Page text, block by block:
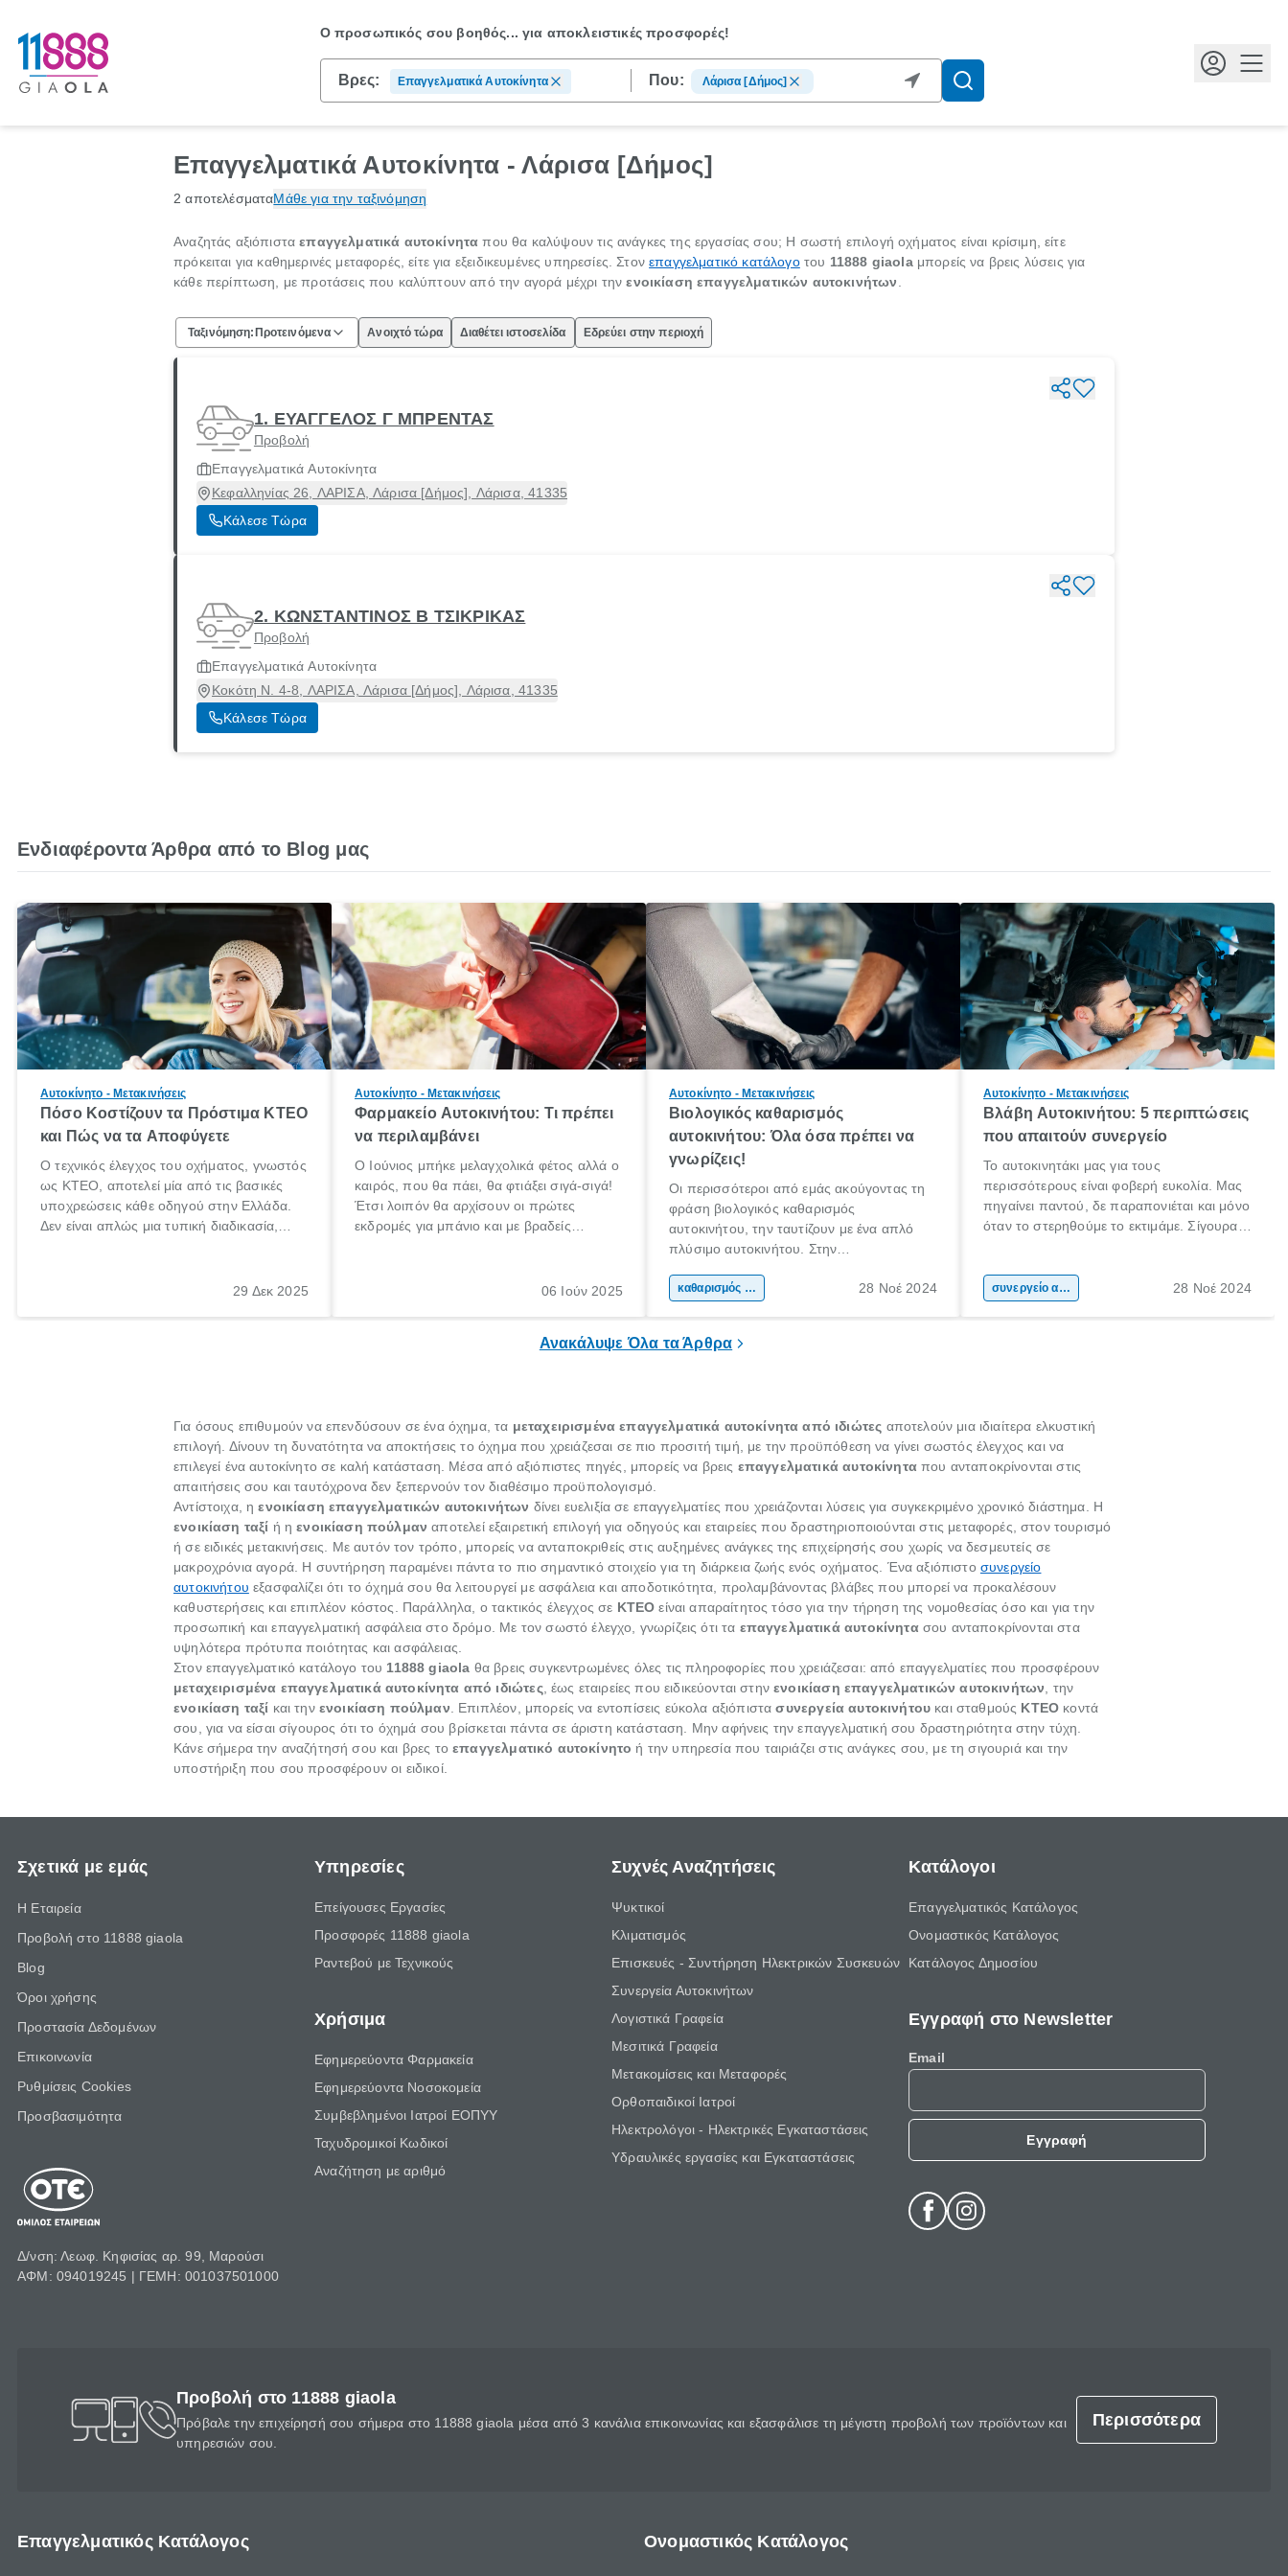
Ο προσωπικός σου βοηθός...για αποκλειστικές προσφορές!
Βρες: Επαγγελματικά Αυτοκίνητα Που: Λάρισα [Δήμος]
Επαγγελματικά Αυτοκίνητα - Λάρισα [Δήμος]
2 αποτελέσματαΜάθε για την ταξινόμηση
Αναζητάς αξιόπισταεπαγγελματικά αυτοκίνητα που θα καλύψουν τις ανάγκες της εργασίας σου; Η σωστή επιλογή οχήματος είναι κρίσιμη, είτε
πρόκειται για καθημερινές μεταφορές, είτε για εξειδικευμένες υπηρεσίες. Στονεπαγγελματικό κατάλογοτου 11888 giaolaμπορείς να βρεις λύσεις για
κάθε περίπτωση, με προτάσεις που καλύπτουν από την αγορά μέχρι τηνενοικίαση επαγγελματικών αυτοκινήτων
Ταξινόμηση: Προτεινόμενα Ανοιχτό τώρα Διαθέτει ιστοσελίδα Εδρεύει στην περιοχή
1. ΕΥΑΓΓΕΛΟΣ Γ ΜΠΡΕΝΤΑΣ
Προβολή
Επαγγελματικά Αυτοκίνητα
Κεφαλληνίας 26, ΛΑΡΙΣΑ, Λάρισα [Δήμος], Λάρισα, 41335
Κάλεσε Τώρα
2. ΚΩΝΣΤΑΝΤΙΝΟΣ Β ΤΣΙΚΡΙΚΑΣ
Προβολή
Επαγγελματικά Αυτοκίνητα
Κοκότη Ν. 4-8, ΛΑΡΙΣΑ, Λάρισα [Δήμος], Λάρισα, 41335
Κάλεσε Τώρα
Ενδιαφέροντα Άρθρα από το Blog μας
Αυτοκίνητο - Μετακινήσεις
Πόσο Κοστίζουν τα Πρόστιμα ΚΤΕΟ
και Πώς να τα Αποφύγετε
Ο τεχνικός έλεγχος του οχήματος, γνωστός
ως ΚΤΕΟ, αποτελεί μία από τις βασικές
υποχρεώσεις κάθε οδηγού στην Ελλάδα.
Δεν είναι απλώς μια τυπική διαδικασία,
οδηγών και του περιβάλλοντος. Ωστόσο,
29 Δεκ 2025
Αυτοκίνητο - Μετακινήσεις
Φαρμακείο Αυτοκινήτου: Τι πρέπει
να περιλαμβάνει
Ο Ιούνιος μπήκε μελαγχολικά φέτος αλλά ο
καιρός, που θα πάει, θα φτιάξει σιγά-σιγά!
Έτσι λοιπόν θα αρχίσουν οι πρώτες
εκδρομές για μπάνιο και με βραδείς
06 Ιούν 2025
Αυτοκίνητο - Μετακινήσεις
Βιολογικός καθαρισμός
αυτοκινήτου: Όλα όσα πρέπει να
γνωρίζεις!
Οι περισσότεροι από εμάς ακούγοντας τη
φράση βιολογικός καθαρισμός
αυτοκινήτου, την ταυτίζουν με ένα απλό
πλύσιμο αυτοκινήτου. Στην
βιολογικός καθαρισμός αυτοκινήτου, είναι
καθαρισμός αυτοκινήτου 28 Νοέ 2024
Αυτοκίνητο - Μετακινήσεις
Βλάβη Αυτοκινήτου: 5 περιπτώσεις
που απαιτούν συνεργείο
Το αυτοκινητάκι μας για τους
περισσότερους είναι φοβερή ευκολία. Μας
πηγαίνει παντού, δε παραπονιέται και μόνο
όταν το στερηθούμε το εκτιμάμε. Σίγουρα
που αν παρουσιαστεί μία βλάβη (ειδικά αν
δε τη θεωρούμε σοβαρή) θα αναβάλουμε
συνεργείο αυτοκινήτου 28 Νοέ 2024
Ανακάλυψε Όλα τα Άρθρα
Για όσους επιθυμούν να επενδύσουν σε ένα όχημα, τα μεταχειρισμένα επαγγελματικά αυτοκίνητα από ιδιώτες αποτελούν μια ιδιαίτερα ελκυστική
επιλογή. Δίνουν τη δυνατότητα να αποκτήσεις το όχημα που χρειάζεσαι σε πιο προσιτή τιμή, με την προϋπόθεση να γίνει σωστός έλεγχος και να
επιλεγεί ένα αυτοκίνητο σε καλή κατάσταση. Μέσα από αξιόπιστες πηγές, μπορείς να βρεις επαγγελματικά αυτοκίνηταπου ανταποκρίνονται στις
απαιτήσεις σου και ταυτόχρονα δεν ξεπερνούν τον διαθέσιμο προϋπολογισμό.
Αντίστοιχα, ηενοικίαση επαγγελματικών αυτοκινήτων δίνει ευελιξία σε επαγγελματίες που χρειάζονται λύσεις για συγκεκριμένο χρονικό διάστημα. Η
ενοικίαση ταξί ή ηενοικίαση πούλμαν αποτελεί εξαιρετική επιλογή για οδηγούς και εταιρείες που δραστηριοποιούνται στις μεταφορές, στον τουρισμό
ή σε ειδικές μετακινήσεις. Με αυτόν τον τρόπο, μπορείς να ανταποκριθείς στις αυξημένες ανάγκες της επιχείρησής σου χωρίς να δεσμευτείς σε
μακροχρόνια αγορά. Η συντήρηση παραμένει πάντα το πιο σημαντικό στοιχείο για τη διάρκεια ζωής ενός οχήματος. Ένα αξιόπιστο συνεργείο
αυτοκινήτου εξασφαλίζει ότι το όχημά σου θα λειτουργεί με ασφάλεια και αποδοτικότητα, προλαμβάνοντας βλάβες που μπορεί να προκαλέσουν
καθυστερήσεις και επιπλέον κόστος. Παράλληλα, ο τακτικός έλεγχος σε ΚΤΕΟ είναι απαραίτητος τόσο για την τήρηση της νομοθεσίας όσο και για την
προσωπική και επαγγελματική ασφάλεια στο δρόμο. Με τον σωστό έλεγχο, γνωρίζεις ότι τα επαγγελματικά αυτοκίνητασου ανταποκρίνονται στα
υψηλότερα πρότυπα ποιότητας και ασφάλειας.
Στον επαγγελματικό κατάλογο του 11888 giaola θα βρεις συγκεντρωμένες όλες τις πληροφορίες που χρειάζεσαι: από επαγγελματίες που προσφέρουν
μεταχειρισμένα επαγγελματικά αυτοκίνητα από ιδιώτες, έως εταιρείες που ειδικεύονται στηνενοικίαση επαγγελματικών αυτοκινήτων , την
ενοικίαση ταξί και την ενοικίαση πούλμαν . Επιπλέον, μπορείς να εντοπίσεις εύκολα αξιόπιστασυνεργεία αυτοκινήτου και σταθμούς ΚΤΕΟ κοντά
σου, για να είσαι σίγουρος ότι το όχημά σου βρίσκεται πάντα σε άριστη κατάσταση. Μην αφήνεις την επαγγελματική σου δραστηριότητα στην τύχη.
Κάνε σήμερα την αναζήτησή σου και βρες τοεπαγγελματικό αυτοκίνητο ή την υπηρεσία που ταιριάζει στις ανάγκες σου, με τη σιγουριά και την
υποστήριξη που σου προσφέρουν οι ειδικοί.
Σχετικά με εμάς
Η Εταιρεία
Προβολή στο 11888 giaola
Blog
Όροι χρήσης
Προστασία Δεδομένων
Επικοινωνία
Ρυθμίσεις Cookies
Προσβασιμότητα
Δ/νση: Λεωφ. Κηφισίας αρ. 99, Μαρούσι
ΑΦΜ: 094019245 | ΓΕΜΗ: 001037501000
Υπηρεσίες
Επείγουσες Εργασίες
Προσφορές 11888 giaola
Ραντεβού με Τεχνικούς
Χρήσιμα
Εφημερεύοντα Φαρμακεία
Εφημερεύοντα Νοσοκομεία
Συμβεβλημένοι Ιατροί ΕΟΠΥΥ
Ταχυδρομικοί Κωδικοί
Αναζήτηση με αριθμό
Συχνές Αναζητήσεις
Ψυκτικοί
Κλιματισμός
Επισκευές - Συντήρηση Ηλεκτρικών Συσκευών
Συνεργεία Αυτοκινήτων
Λογιστικά Γραφεία
Μεσιτικά Γραφεία
Μετακομίσεις και Μεταφορές
Ορθοπαιδικοί Ιατροί
Ηλεκτρολόγοι - Ηλεκτρικές Εγκαταστάσεις
Υδραυλικές εργασίες και Εγκαταστάσεις
Κατάλογοι
Επαγγελματικός Κατάλογος
Ονομαστικός Κατάλογος
Κατάλογος Δημοσίου
Εγγραφή στο Newsletter
Email
Εγγραφή
Προβολή στο 11888 giaola
Πρόβαλε την επιχείρησή σου σήμερα στο 11888 giaola μέσα από 3 κανάλια επικοινωνίας και εξασφάλισε τη μέγιστη προβολή των προϊόντων και
υπηρεσιών σου.
Περισσότερα
Επαγγελματικός Κατάλογος Ονομαστικός Κατάλογος